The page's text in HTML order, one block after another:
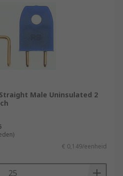
Male Uninsulated 2
€ 0,149/eenheid